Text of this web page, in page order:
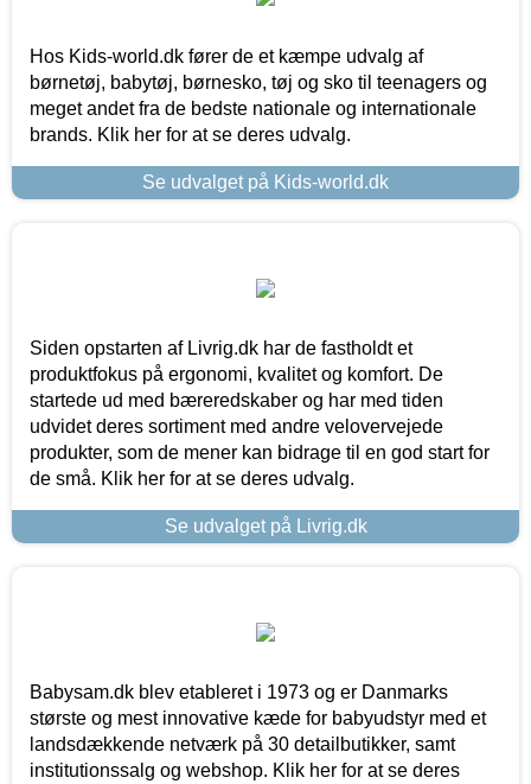
Hos Kids-world.dk fører de et kæmpe udvalg af
børnetøj, babytøj, børnesko, tøj og sko til teenagers og
meget andet fra de bedste nationale og internationale
brands. Klik her for at se deres udvalg.
Se udvalget på Kids-world.dk
Siden opstarten af Livrig.dk har de fastholdt et
produktfokus på ergonomi, kvalitet og komfort. De
startede ud med bæreredskaber og har med tiden
udvidet deres sortiment med andre velovervejede
produkter, som de mener kan bidrage til en god start for
de små. Klik her for at se deres udvalg.
Se udvalget på Livrig.dk
Babysam.dk blev etableret i 1973 og er Danmarks
største og mest innovative kæde for babyudstyr med et
landsdækkende netværk på 30 detailbutikker, samt
institutionssalg og webshop. Klik her for at se deres